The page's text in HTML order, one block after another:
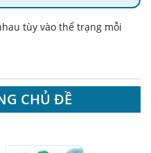
tùy vào thể trạng mỗi
CHỦ ĐỀ